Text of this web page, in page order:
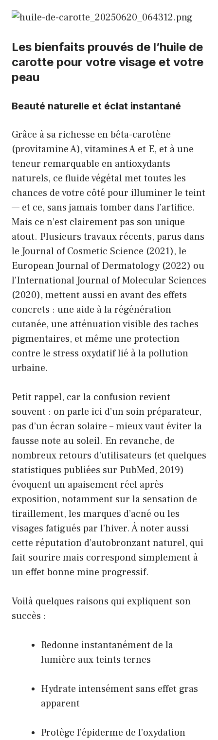
Les bienfaits prouvés de l’huile de
carotte pour votre visage et votre
peau
Beauté naturelle et éclat instantané
Grâce à sa richesse en bêta-carotène
(provitamine A), vitamines A et E, et à une
teneur remarquable en antioxydants
naturels, ce fluide végétal met toutes les
chances de votre côté pour illuminer le teint
— et ce, sans jamais tomber dans l’artifice.
Mais ce n’est clairement pas son unique
atout. Plusieurs travaux récents, parus dans
le Journal of Cosmetic Science (2021), le
European Journal of Dermatology (2022) ou
l’International Journal of Molecular Sciences
(2020), mettent aussi en avant des effets
concrets : une aide à la régénération
cutanée, une atténuation visible des taches
pigmentaires, et même une protection
contre le stress oxydatif lié à la pollution
urbaine.
Petit rappel, car la confusion revient
souvent : on parle ici d’un soin préparateur,
pas d’un écran solaire – mieux vaut éviter la
fausse note au soleil. En revanche, de
nombreux retours d’utilisateurs (et quelques
statistiques publiées sur PubMed, 2019)
évoquent un apaisement réel après
exposition, notamment sur la sensation de
tiraillement, les marques d’acné ou les
visages fatigués par l’hiver. À noter aussi
cette réputation d’autobronzant naturel, qui
fait sourire mais correspond simplement à
un effet bonne mine progressif.
Voilà quelques raisons qui expliquent son
succès :
Redonne instantanément de la
lumière aux teints ternes
Hydrate intensément sans effet gras
apparent
Protège l’épiderme de l’oxydation